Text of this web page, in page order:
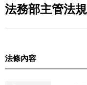
法務部主管法
法條內容